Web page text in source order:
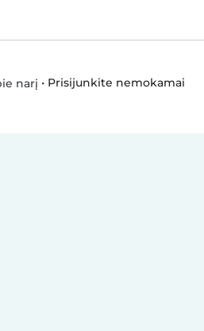
narį • Prisijunkite nemokamai